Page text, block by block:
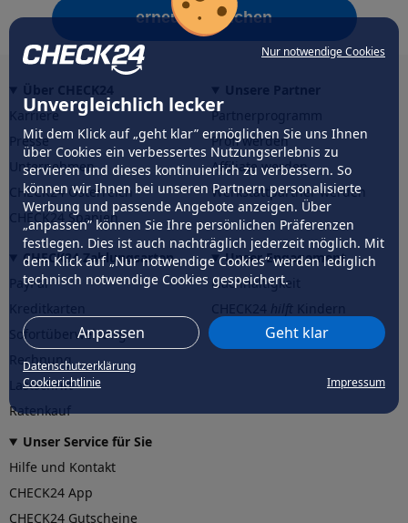
Nur notwendige Cookies
Unvergleichlich lecker
Mit dem Klick auf „geht klar” ermöglichen Sie uns Ihnen
über Cookies ein verbessertes Nutzungserlebnis zu
servieren und dieses kontinuierlich zu verbessern. So
können wir Ihnen bei unseren Partnern personalisierte
Werbung und passende Angebote anzeigen. Über
„anpassen” können Sie Ihre persönlichen Präferenzen
festlegen. Dies ist auch nachträglich jederzeit möglich. Mit
dem Klick auf „Nur notwendige Cookies” werden lediglich
technisch notwendige Cookies gespeichert.
Anpassen Geht klar
Datenschutzerklärung
Cookierichtlinie
Impressum
erneut versuchen
Karriere
Presse
Unternehmen
CHECK24 Österreich
CHECK24 Spanien
Partnerprogramm
Profi werden
Affiliate werden
Werkstattpartner werden
CHECK24 Zahlungsarten
PayPal
Sofortüberweisung
Rechnung
Lastschrift
Ratenkauf
Unser Engagement
Nachhaltigkeit
CHECK24hilftder Natur
Unser Service für Sie
Hilfe und Kontakt
CHECK24 App
CHECK24 Gutscheine